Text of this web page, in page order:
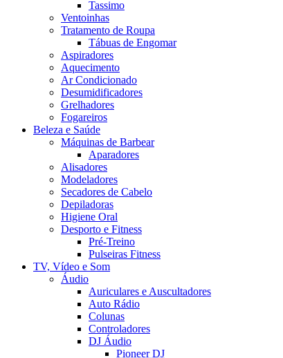
Tassimo
Ventoinhas
Tratamento de Roupa
Tábuas de Engomar
Aspiradores
Aquecimento
Ar Condicionado
Desumidificadores
Grelhadores
Fogareiros
Beleza e Saúde
Máquinas de Barbear
Aparadores
Alisadores
Modeladores
Secadores de Cabelo
Depiladoras
Higiene Oral
Desporto e Fitness
Pré-Treino
Pulseiras Fitness
TV, Vídeo e Som
Áudio
Auriculares e Auscultadores
Auto Rádio
Colunas
Controladores
DJ Áudio
Pioneer DJ